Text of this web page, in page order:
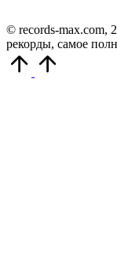
© records-max.com,
рекорды, самое